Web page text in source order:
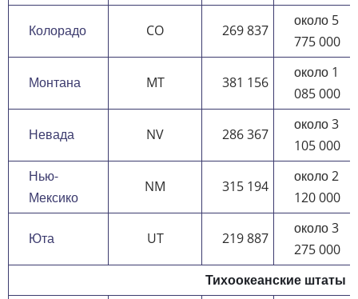
Колорадо CO 269 837
около 5
775 000
Монтана MT 381 156
около 1
085 000
Невада NV 286 367
около 3
105 000
Нью-
Мексико
NM 315 194
около 2
120 000
Юта UT 219 887
около 3
275 000
Тихоокеанские штаты